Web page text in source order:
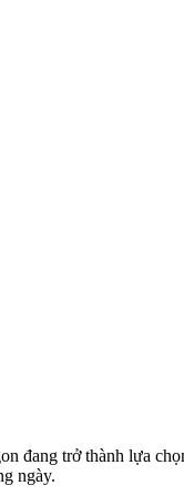
đang trở thành lựa
ngày.